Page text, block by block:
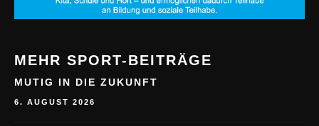
MEHR SPORT-BEITRÄGE
MUTIG IN DIE ZUKUNFT
6. AUGUST 2026